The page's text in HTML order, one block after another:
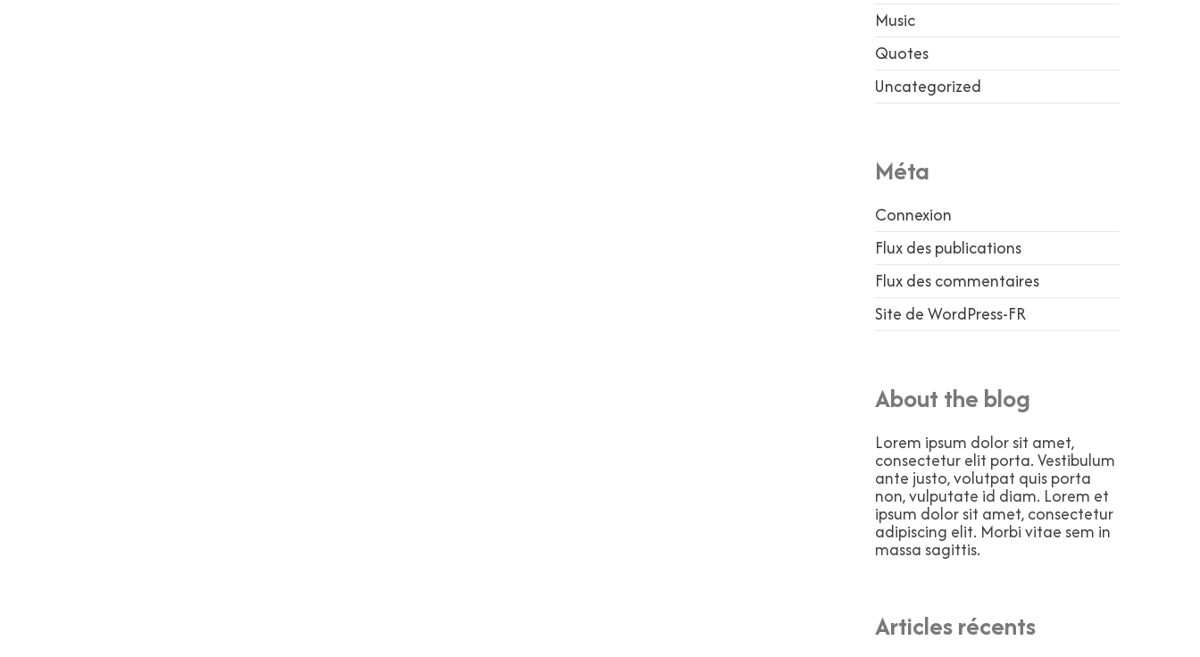
Music
Quotes
Uncategorized
Méta
Connexion
Flux des publications
Flux des commentaires
Site de WordPress-FR
About the blog
Lorem ipsum dolor sit amet,
consectetur elit porta. Vestibulum
ante justo, volutpat quis porta
non, vulputate id diam. Lorem et
ipsum dolor sit amet, consectetur
adipiscing elit. Morbi vitae sem in
massa sagittis.
Articles récents